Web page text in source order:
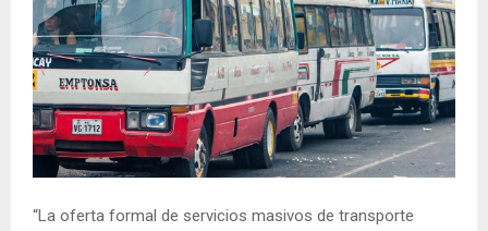
“La oferta formal de servicios masivos de transporte